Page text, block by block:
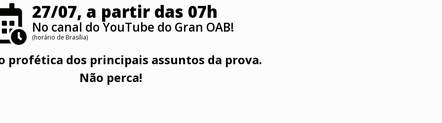
27/07, a partir das 07h
No canal do YouTube do Gran OAB!
(horário de Brasília)
profética dos principais assuntos da prova.
Não perca!